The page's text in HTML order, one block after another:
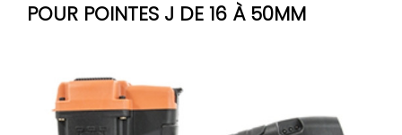
POUR POINTES J DE 16 À 50MM